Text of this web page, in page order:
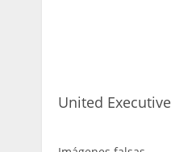
United